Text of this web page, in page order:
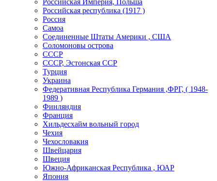
Российская Империя, Польша
Российская республика (1917 )
Россия
Самоа
Соединенные Штаты Америки , США
Соломоновы острова
СССР
СССР, Эстонская ССР
Турция
Украина
Федеративная Республика Германия ,ФРГ, ( 1948-
1989 )
Финляндия
Франция
Хильдесхайм вольный город
Чехия
Чехословакия
Швейцария
Швеция
Южно-Африканская Республика , ЮАР
Япония